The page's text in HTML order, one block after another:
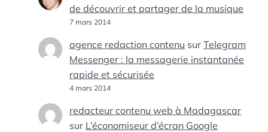
de découvrir et partager de la musique
7 mars 2014
agence redaction contenu sur Telegram
Messenger : la messagerie instantanée
rapide et sécurisée
4 mars 2014
redacteur contenu web à Madagascar
sur L’économiseur d’écran Google